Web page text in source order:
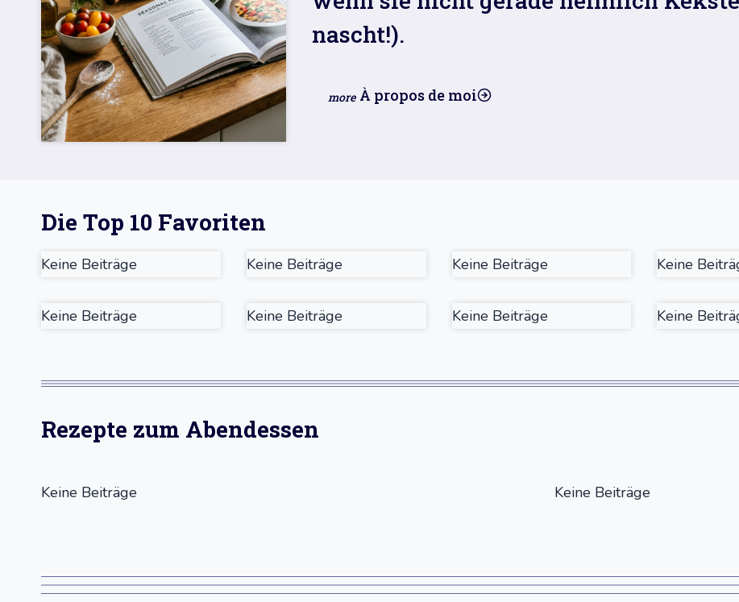
nascht!).
À propos de moi
Die Top 10 Favoriten
Keine Beiträge Keine Beiträge Keine Beiträge Keine
Keine Beiträge Keine Beiträge Keine Beiträge Keine
Rezepte zum Abendessen
Keine Beiträge Keine Beiträge